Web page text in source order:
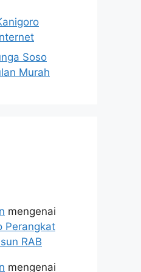
Soso
Murah
mengenai
Perangkat
RAB
mengenai